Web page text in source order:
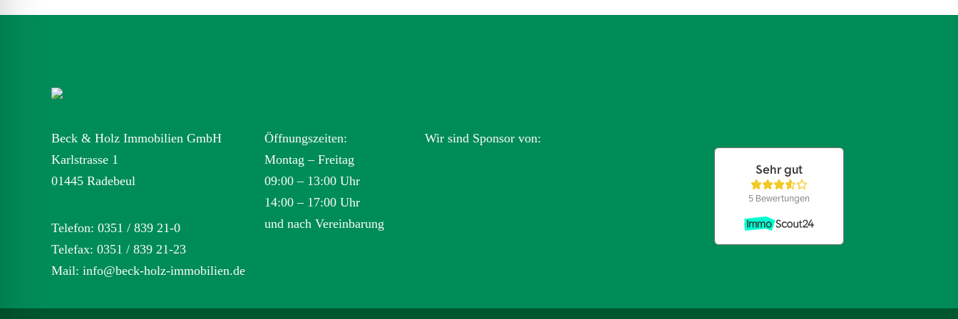
Beck & Holz Immobilien GmbH
Karlstrasse 1
01445 Radebeul
Telefon: 0351 / 839 21-0
Telefax: 0351 / 839 21-23
Mail: info@beck-holz-immobilien.de
Öffnungszeiten:
Montag – Freitag
09:00 – 13:00 Uhr
14:00 – 17:00 Uhr
und nach Vereinbarung
Wir sind Sponsor von: